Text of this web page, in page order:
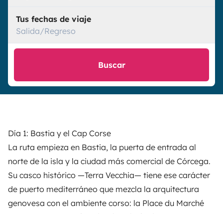
Tus fechas de viaje
Salida/Regreso
Buscar
Día 1: Bastia y el Cap Corse
La ruta empieza en Bastia, la puerta de entrada al
norte de la isla y la ciudad más comercial de Córcega.
Su casco histórico —Terra Vecchia— tiene ese carácter
de puerto mediterráneo que mezcla la arquitectura
genovesa con el ambiente corso: la Place du Marché